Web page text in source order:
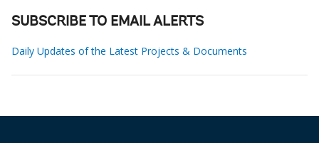
SUBSCRIBE TO EMAIL ALERTS
Daily Updates of the Latest Projects & Documents